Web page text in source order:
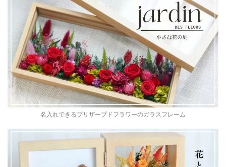
名入れできるプリザーブドフラワーのガラスフレーム